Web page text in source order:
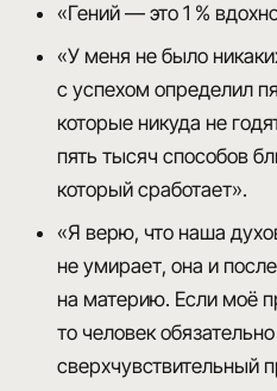
«Гений — это 1 %
«У меня не было
с успехом определил
которые никуда не
пять тысяч способов
который сработает».
«Я верю, что наша
не умирает, она и
на материю. Если моё
то человек
сверхчувствительный